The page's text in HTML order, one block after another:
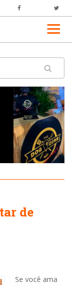
de
Se você ama